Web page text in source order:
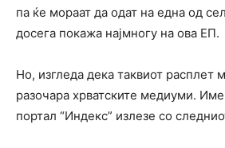
па ќе мораат да одат на една од
досега покажа најмногу на ова ЕП.
Но, изгледа дека таквиот расплет
разочара хрватските медиуми.
портал “Индекс” излезе со